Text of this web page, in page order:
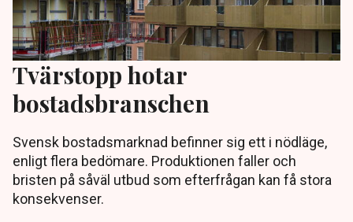
Tvärstopp hotar
bostadsbranschen
Svensk bostadsmarknad befinner sig ett i nödläge,
enligt flera bedömare. Produktionen faller och
bristen på såväl utbud som efterfrågan kan få stora
konsekvenser.